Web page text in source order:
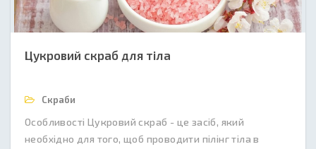
Цукровий скраб для тіла
Скраби
Особливості Цукровий скраб - це засіб, який
необхідно для того, щоб проводити пілінг тіла в